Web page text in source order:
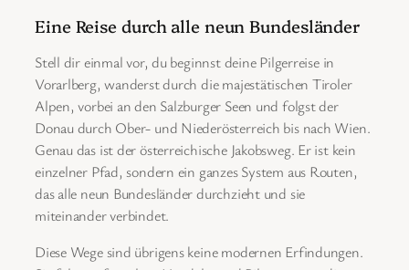
Eine Reise durch alle neun Bundesländer
Stell dir einmal vor, du beginnst deine Pilgerreise in
Vorarlberg, wanderst durch die majestätischen Tiroler
Alpen, vorbei an den Salzburger Seen und folgst der
Donau durch Ober- und Niederösterreich bis nach Wien.
Genau das ist der österreichische Jakobsweg. Er ist kein
einzelner Pfad, sondern ein ganzes System aus Routen,
das alle neun Bundesländer durchzieht und sie
miteinander verbindet.
Diese Wege sind übrigens keine modernen Erfindungen.